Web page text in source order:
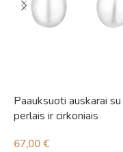
Paauksuoti auskarai su
perlais ir cirkoniais
67,00 €